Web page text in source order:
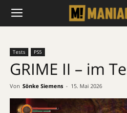
Tests PS5
GRIME II – im
Von Sönke Siemens - 15. Mai 2026